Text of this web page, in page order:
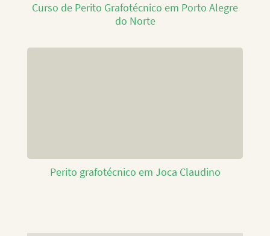
Curso de Perito Grafotécnico em Porto Alegre
do Norte
Perito grafotécnico em Joca Claudino